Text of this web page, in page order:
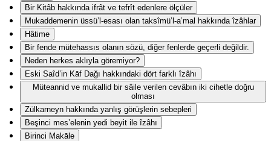
Bir Kitâb hakkında ifrât ve tefrît edenlere ölçüler
Mukaddemenin üssü’l-esası olan taksîmü’l-a’mal hakkında îzâhlar
Hâtime
Bir fende mütehassıs olanın sözü, diğer fenlerde geçerli değildir.
Neden herkes aklıyla göremiyor?
Eski Saîd’in Kāf Dağı hakkındaki dört farklı îzâhı
Müteannid ve mukallid bir sâile verilen cevâbın iki cihetle doğru
olması
Zülkarneyn hakkında yanlış görüşlerin sebepleri
Beşinci mes’elenin yedi beyit ile îzâhı
Birinci Makāle